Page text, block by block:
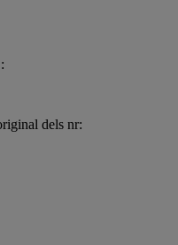
dels nr: